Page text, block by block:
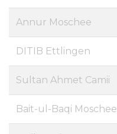
Annur Moschee
DITIB Ettlingen
Sultan Ahmet Camii
Bait-ul-Baqi Moschee